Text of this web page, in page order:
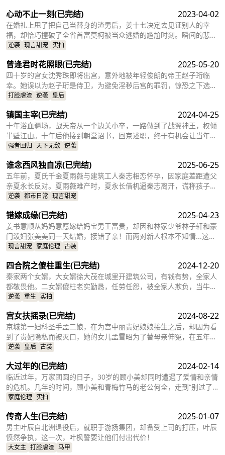
踪与裴家有关，裴家背靠京都五大豪门。为找父亲，他提升实力，婚
后与苏轻眉一同前往京都。
心动不止一刻(已完结) 2023-04-02
在婚礼上甩了把自己当替身的渣男后，姜十七决定去见证别人的幸
福，却恰巧撞破了全省首富莫柯被当众逃婚的尴尬时刻。瞬间的悲愤
交加，让姜十七鼓起勇气见义勇为，上台演着戏嫁给了莫柯。但姜十
现，不仅捣乱了莫柯的计划，还让她闯进了莫柯的心里。事后，莫柯
购买了姜十七所在的公司，成了空降的老板，开始了自己的茫茫追妻
之旅……
逆袭 现言甜宠 实拍
曾逢君时花照眼(已完结) 2025-05-20
四十岁的宫女沈秀珠即将出宫，意外地被年轻俊朗的帝王赵子珩临
幸。她误以为赵子珩是侍卫，为避免淫秽后宫的罪罚，惊恐之下选择
了逃离。六年后，沈秀珠携龙凤胎现身宫廷百子宴，却被亲族羞辱和
贵，成为人人敬仰的皇后，狠狠打了那些人的脸！
打脸虐渣 逆袭 皇后
镇国主宰(已完结) 2024-04-25
十年浴血疆场，战天帝从一个边关小卒，一路做到了战翼神王，权倾
半壁江山。十年后他接到朝堂诏书，回京述职，终于有机会让当年害
自己母亲的仇人为之付出代价
强者回归 天下无敌 逆袭
谁念西风独自凉(已完结) 2025-06-25
五年前，夏氏千金夏雨薇与建筑工人秦志相恋怀孕，因家庭差距遭父
亲夏永长反对。夏雨薇难产时，夏永长借机逼秦志离开，谎称孩子夭
折，实则把孩子小蝶交给秦志。秦志工地事故后失智，父女拾荒为
骗。小蝶为救父接近她，她凭借护身符和鸡汤味道发现真相。夏永长
与江正阳阻挠，夏雨薇救下父女，秦志苏醒，一家团圆，夏永长悔
悟，夏雨薇继承家业，与秦志重归于好。
逆袭 都市日常 现言甜宠
错嫁成缘(已完结) 2025-04-23
姜书意顺从妈妈意愿嫁给妈宝男王富贵，却因和林家少爷林子轩和豪
门泼妇张美美同一天结婚，接错了亲！而两对新人根本不知情...这场
洞错房的闹剧会如何收场？
现言甜宠 家庭伦理 古装
四合院之傻柱重生(已完结) 2024-12-20
秦家两个女婿，大女婿徐大茂在城里开建筑公司，有钱有势，全家人
都敬畏他。二女婿傻柱老实勤恳，任劳任怨，被全家人欺负，当牛做
马使唤。在国庆节收玉米时，傻柱被姐夫诬陷，被众人活活打死，重
人当亲人，但对方却并不把他当家人。于是傻柱决定离婚，逃离泥潭
深陷的秦家。而秦家因为傻柱的离开，却发现家里乱成一团，原本以
为的废物二女婿越走越高，最被重视的大女婿却害得秦家“家破人
亡”，于是陷入深深的懊悔之中......
逆袭 重生 实拍
宫女扶摇录(已完结) 2024-08-22
京城第一妇科圣手孟二娘，在为宫中丽贵妃娘娘接生之后，却因为看
到了贵妃隐私而被灭口，她的女儿孟雪昭为了替母亲伸冤，在五年后
入宫成为宫女，这五年来孟雪昭与其他被贵妃无辜残害的受害者家属
逆袭 皇后 古装
大过年的(已完结) 2024-02-14
临近过年，万家团圆的日子，30岁的顾小美却同时遭遇了爱情和亲情
的危机。几年的时间，顾小美和青梅竹马的老公何全，走到“别过了”
还是“凑合过”的关键节点。除夕将至，顾小美和何全揣着“ 是否离婚”
了新的答案……
家庭伦理 实拍
传奇人生(已完结) 2025-01-07
男主叶辰自北洲退役后，就职于游扬集团，却备受上司的打压，叶辰
愤然争执，这一次，叶枫誓要让他们付出代价！
大女主 打脸虐渣 马甲